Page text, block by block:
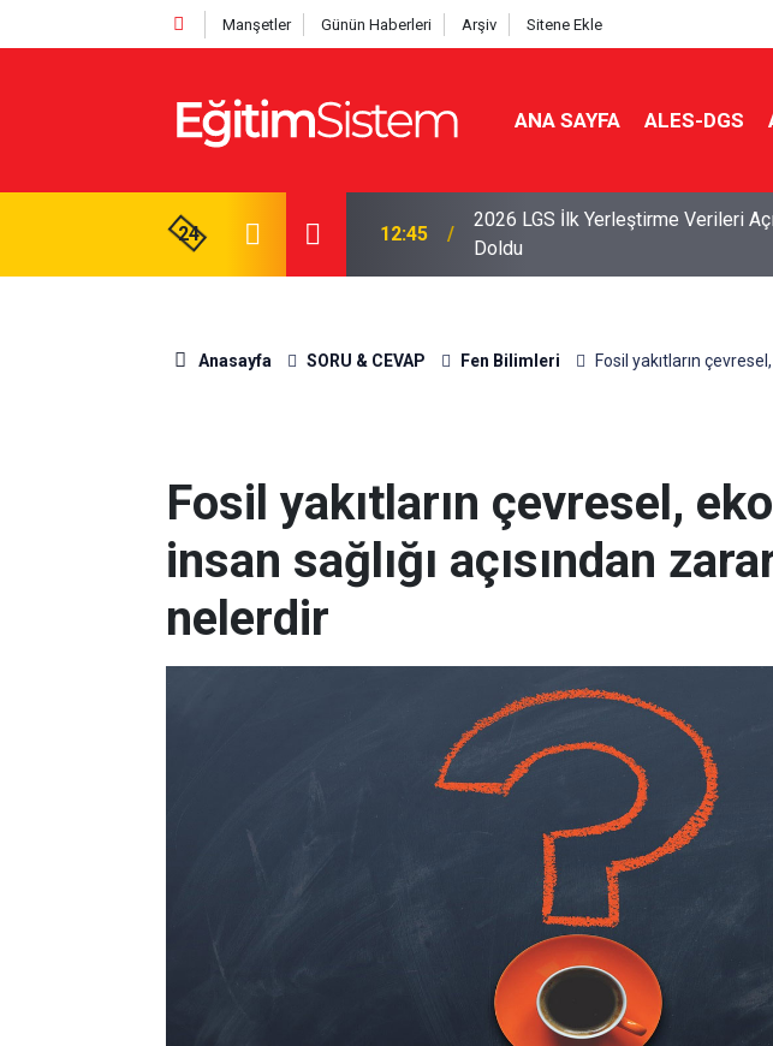
Manşetler Günün Haberleri Arşiv Sitene Ekle
ANA SAYFA ALES-DGS
24
Belli Oldu: İki Program 500 Puanla
12:45
2026 LGS İlk Yerleştirme Verileri
Doldu
Anasayfa SORU & CEVAP Fen Bilimleri Fosil yakıtların
Fosil yakıtların çevresel,
insan sağlığı açısından
nelerdir